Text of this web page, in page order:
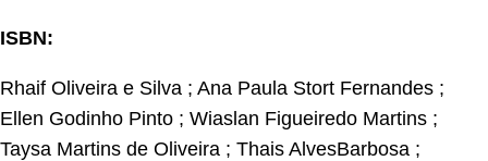
ISBN:
Rhaif Oliveira e Silva ; Ana Paula Stort Fernandes ;
Ellen Godinho Pinto ; Wiaslan Figueiredo Martins ;
Taysa Martins de Oliveira ; Thais AlvesBarbosa ;